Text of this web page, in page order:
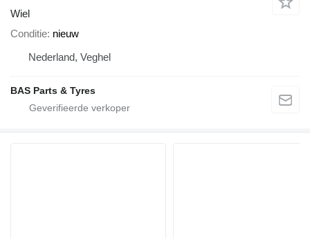
Wiel
Conditie nieuw
Nederland, Veghel
BAS Parts & Tyres